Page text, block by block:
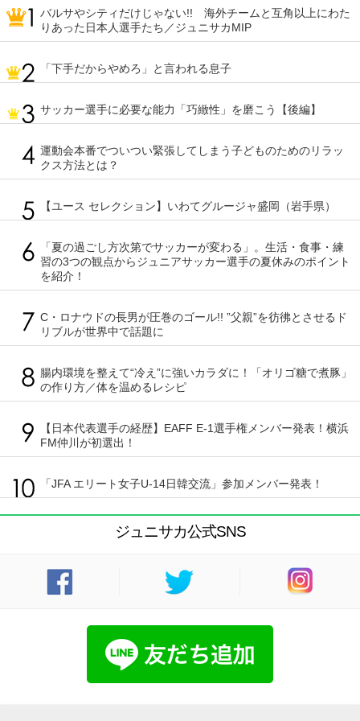
バルサやシティだけじゃない!! 海外チームと互角以上にわた
りあった日本人選手たち／ジュニサカMIP
「下手だからやめろ」と言われる息子
サッカー選手に必要な能力「巧緻性」を磨こう【後編】
運動会本番でついつい緊張してしまう子どものためのリラッ
クス方法とは？
【ユース セレクション】いわてグルージャ盛岡（岩手県）
「夏の過ごし方次第でサッカーが変わる」。生活・食事・練
習の3つの観点からジュニアサッカー選手の夏休みのポイント
を紹介！
C・ロナウドの長男が圧巻のゴール!! ”父親”を彷彿とさせるド
リブルが世界中で話題に
腸内環境を整えて“冷え”に強いカラダに！「オリゴ糖で煮豚」
の作り方／体を温めるレシピ
【日本代表選手の経歴】EAFF E-1選手権メンバー発表！横浜
FM仲川が初選出！
「JFA エリート女子U-14日韓交流」参加メンバー発表！
ジュニサカ公式SNS